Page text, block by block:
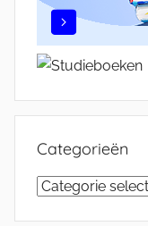
Categorieën
Categorieën